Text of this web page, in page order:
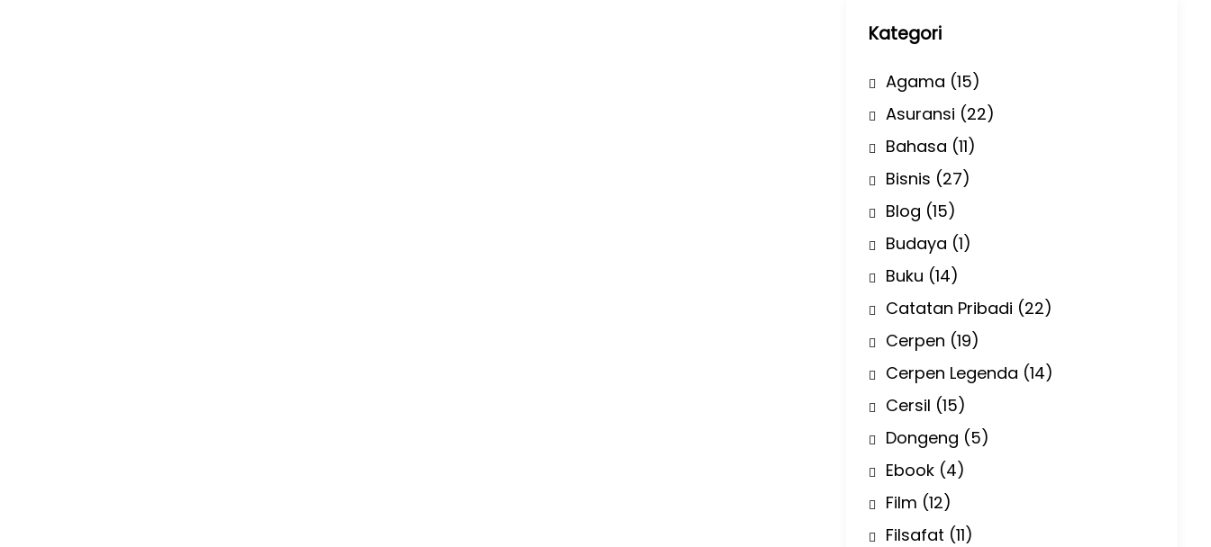
Kategori
Agama (15)
Asuransi (22)
Bahasa (11)
Bisnis (27)
Blog (15)
Budaya (1)
Buku (14)
Catatan Pribadi (22)
Cerpen (19)
Cerpen Legenda (14)
Cersil (15)
Dongeng (5)
Ebook (4)
Film (12)
Filsafat (11)